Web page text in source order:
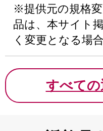
※提供元の規格
品は、本サイト
く変更となる場
すべて